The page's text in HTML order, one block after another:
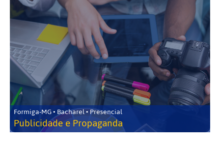
Formiga-MG • Bacharel • Presencial
Publicidade e Propaganda